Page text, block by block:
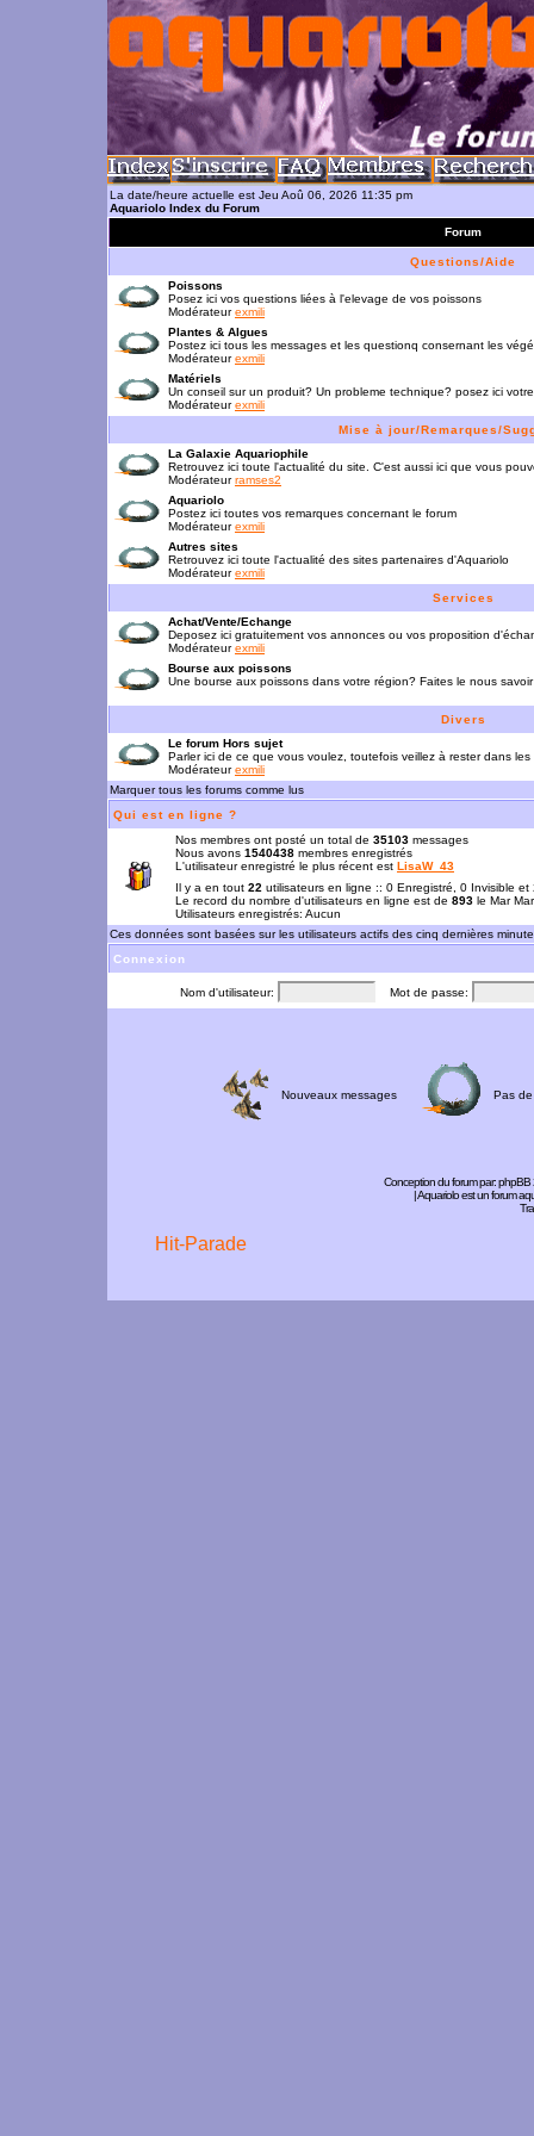
La date/heure actuelle est Jeu Aoû 06, 2026 11:35 pm
Aquariolo Index du Forum
Forum
Questions/Aide
Poissons
Posez ici vos questions liées à l'elevage de vos poissons
Modérateurexmili
Plantes & Algues
Postez ici tous les messages et les questionq consernant les
Modérateurexmili
Matériels
Un conseil sur un produit? Un probleme technique? posez ici
Modérateurexmili
Mise à jour/Remarques/
La Galaxie Aquariophile
Retrouvez ici toute l'actualité du site. C'est aussi ici que vous
Modérateurramses2
Aquariolo
Postez ici toutes vos remarques concernant le forum
Modérateurexmili
Autres sites
Retrouvez ici toute l'actualité des sites partenaires d'Aquariolo
Modérateurexmili
Services
Achat/Vente/Echange
Deposez ici gratuitement vos annonces ou vos proposition
Modérateurexmili
Bourse aux poissons
Une bourse aux poissons dans votre région? Faites le nous savoir
Divers
Le forum Hors sujet
Parler ici de ce que vous voulez, toutefois veillez à rester dans les
Modérateurexmili
Marquer tous les forums comme lus
Qui est en ligne ?
Nos membres ont posté un total de 35103 messages
Nous avons 1540438 membres enregistrés
L'utilisateur enregistré le plus récent est LisaW_43
Il y a en tout 22 utilisateurs en ligne :: 0 Enregistré, 0 Invisible
Le record du nombre d'utilisateurs en ligne est de 893 le Mar
Utilisateurs enregistrés: Aucun
Ces données sont basées sur les utilisateurs actifs des cinq dernières
Connexion
Nom d'utilisateur: Mot de passe:
Nouveaux messages Pas
Conception du forum par:phpBB
| Aquariolo est un forum